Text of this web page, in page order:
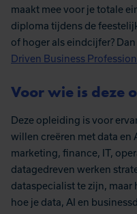
maakt mee voor je totale
diploma tijdens de
of hoger als eindcijfer?
Driven Business
Voor wie is deze
Deze opleiding is voor
willen creëren met data en
marketing, finance, IT,
datagedreven werken
dataspecialist te zijn,
hoe je data, AI en